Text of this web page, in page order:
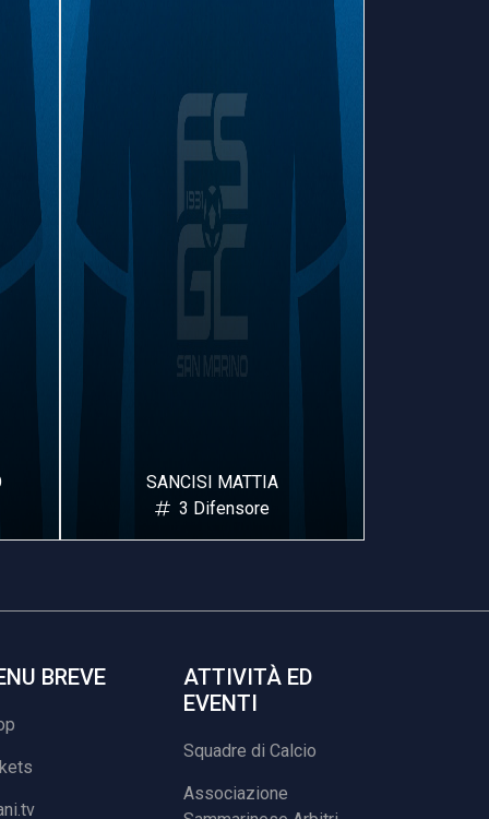
REA SIMONE
5 Difensore
BREVE
ATTIVITÀ ED
EVENTI
Squadre di Calcio
Associazione